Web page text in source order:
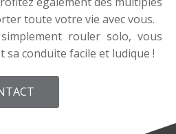
toute votre vie avec vous.
rouler solo, vous
conduite facile et ludique !